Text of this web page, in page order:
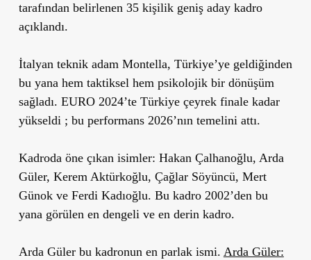
tarafından belirlenen 35 kişilik geniş aday kadro
açıklandı.
İtalyan teknik adam Montella, Türkiye’ye geldiğinden
bu yana hem taktiksel hem psikolojik bir dönüşüm
sağladı. EURO 2024’te Türkiye çeyrek finale kadar
yükseldi ; bu performans 2026’nın temelini attı.
Kadroda öne çıkan isimler: Hakan Çalhanoğlu, Arda
Güler, Kerem Aktürkoğlu, Çağlar Söyüncü, Mert
Günok ve Ferdi Kadıoğlu. Bu kadro 2002’den bu
yana görülen en dengeli ve en derin kadro.
Arda Güler bu kadronun en parlak ismi. Arda Güler: